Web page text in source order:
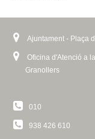
Ajuntament - Plaça
Oficina d'Atenció a
Granollers
010
938 426 610